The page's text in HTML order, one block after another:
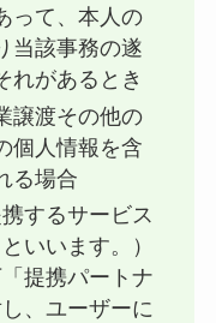
って、本人の
当該事務の遂
れがあるとき
譲渡その他の
個人情報を含
る場合
するサービス
いいます。）
提携パートナ
、ユーザーに